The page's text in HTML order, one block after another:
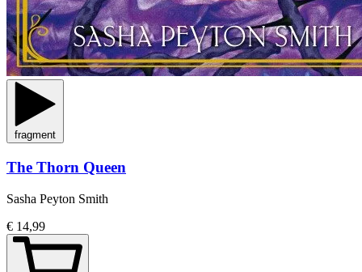
fragment
The Thorn Queen
Sasha Peyton Smith
€ 14,99